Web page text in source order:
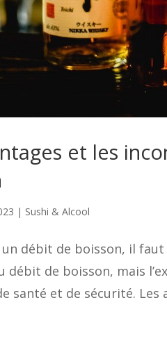
et les
| Sushi & Alcool
débit de boisson, il faut
débit de boisson, mais
santé et de sécurité. Les